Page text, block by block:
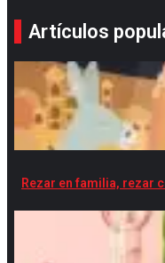
Artículos
Rezar en familia, rezar